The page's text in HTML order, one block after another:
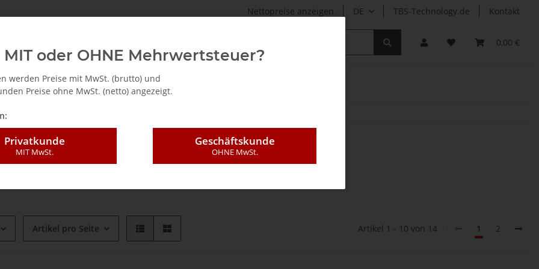
Nettopreise anzeigen DE TBS-Technology.de Kontakt
0,00 €
S2X
Artikel pro Seite Artikel 1 - 10 von 14 1 2
MIT oder OHNE Mehrwertsteuer?
werden Preise mit MwSt. (brutto) und
Preise ohne MwSt. (netto) angezeigt.
Privatkunde
MIT MwSt.
Geschäftskunde
OHNE MwSt.